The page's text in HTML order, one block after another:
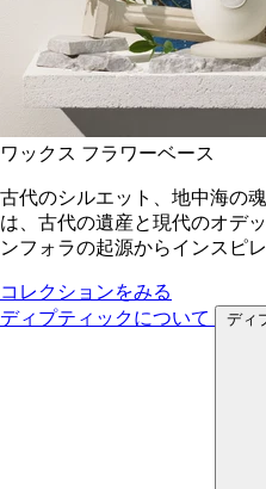
ワックス フラワーベース
古代のシルエット、地中海の
は、古代の遺産と現代のオデ
ンフォラの起源からインスピ
コレクションをみる
ディプティックについて
ディ